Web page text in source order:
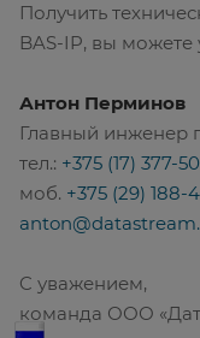
Получить
BAS-IP, вы
Антон Перминов
Главный инженер
тел.: +375 (17) 377-
моб. +375 (29) 188-
C уважением,
команда ООО